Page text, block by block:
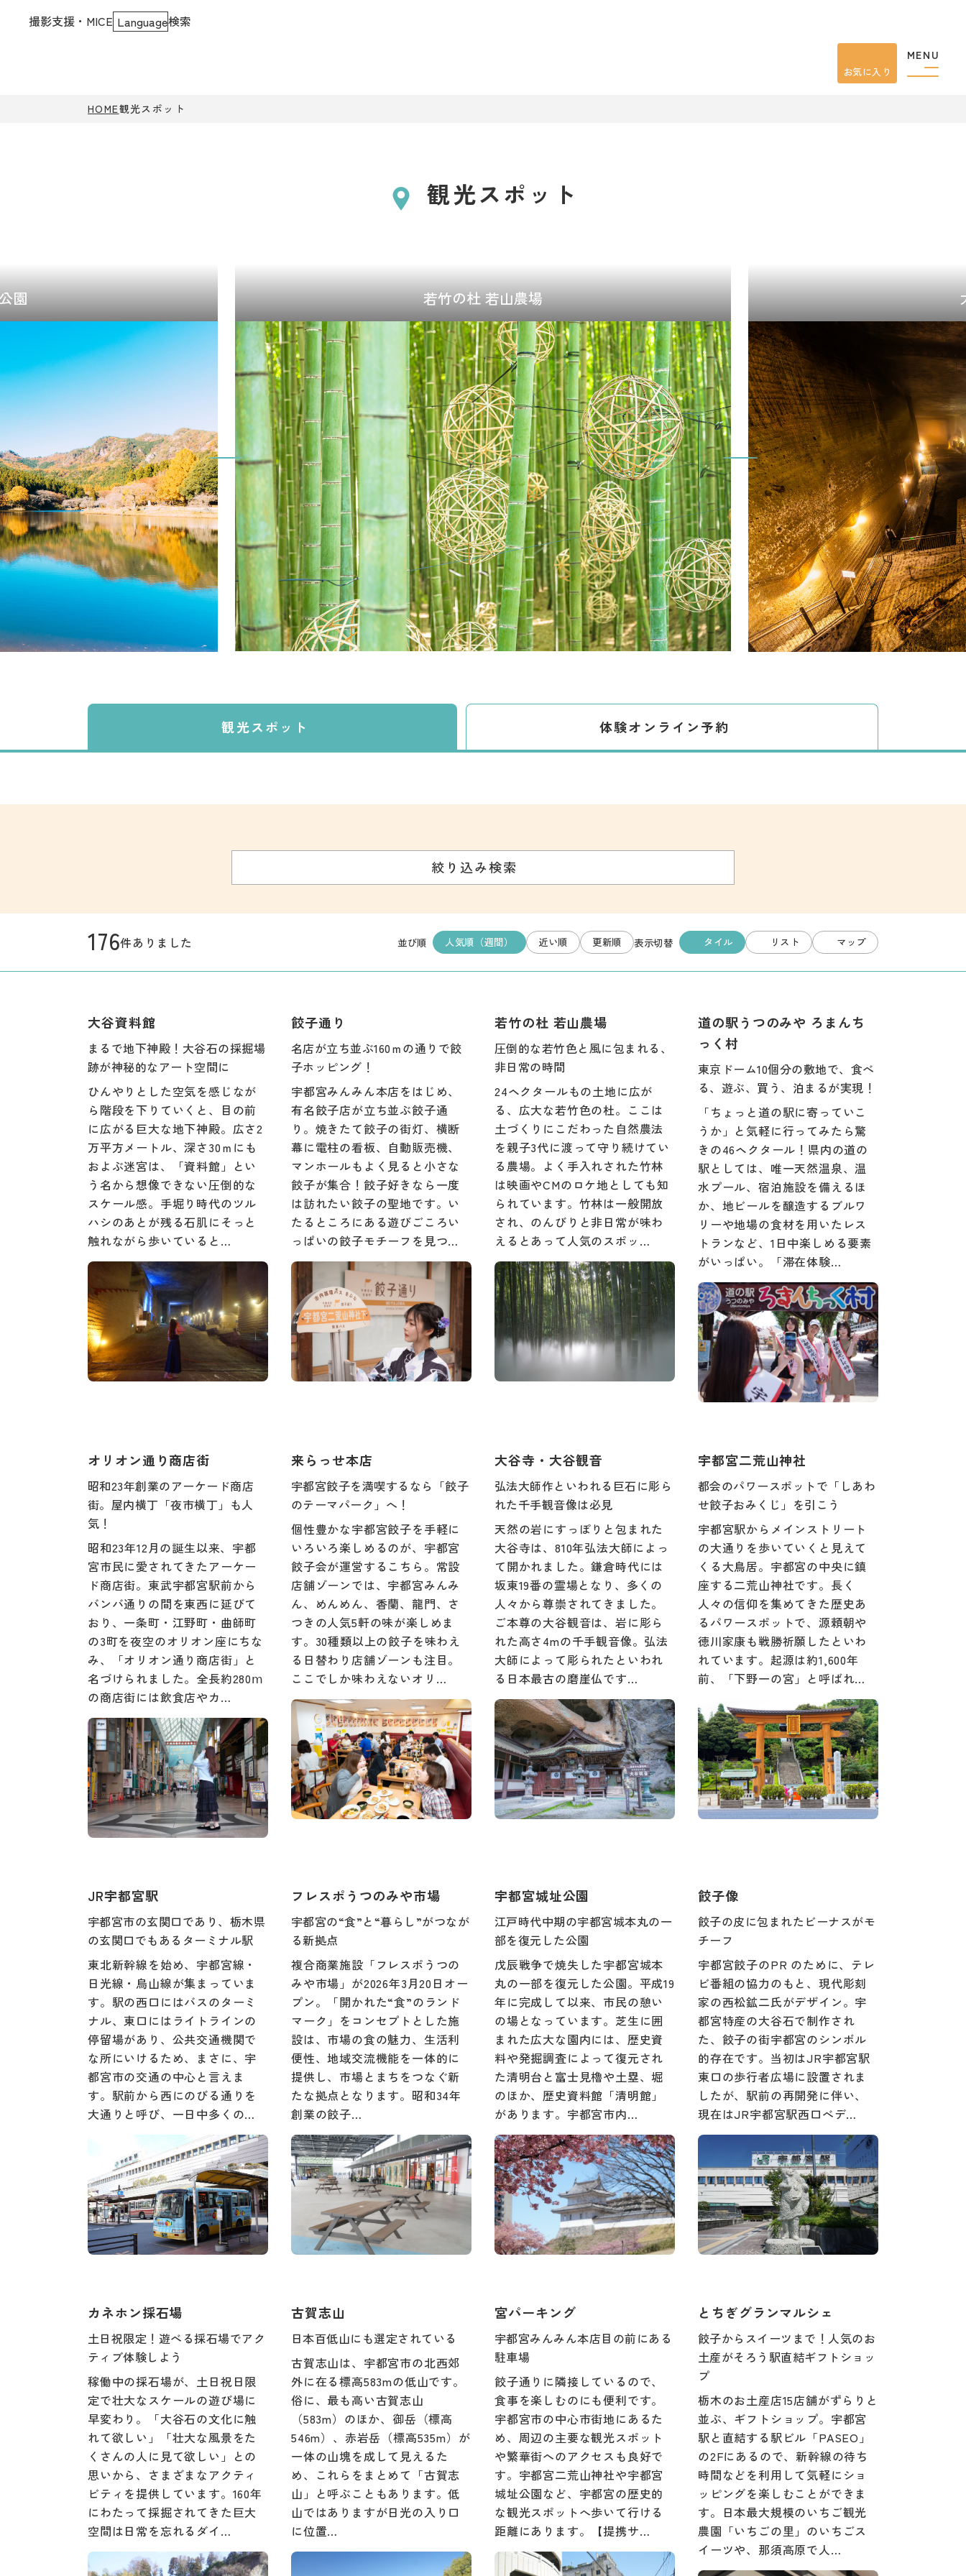
MENU
撮影支援・MICE Language検索
お気に入り
HOME観光スポット
観光スポット
園 若竹の杜 若山農場
観光スポット 体験オンライン予約
絞り込み検索
176件ありました 並び順 人気順（週間） 近い順 更新順 表示切替 タイル リスト マップ
大谷資料館
まるで地下神殿！大谷石の採掘場
跡が神秘的なアート空間に
ひんやりとした空気を感じなが
ら階段を下りていくと、目の前
に広がる巨大な地下神殿。広さ2
万平方メートル、深さ30ｍにも
およぶ迷宮は、「資料館」とい
う名から想像できない圧倒的な
スケール感。手堀り時代のツル
ハシのあとが残る石肌にそっと
触れながら歩いていると…
餃子通り
名店が立ち並ぶ160ｍの通りで餃
子ホッピング！
宇都宮みんみん本店をはじめ、
有名餃子店が立ち並ぶ餃子通
り。焼きたて餃子の街灯、横断
幕に電柱の看板、自動販売機、
マンホールもよく見ると小さな
餃子が集合！餃子好きなら一度
は訪れたい餃子の聖地です。い
たるところにある遊びごころい
っぱいの餃子モチーフを見つ…
若竹の杜 若山農場
圧倒的な若竹色と風に包まれる、
非日常の時間
24ヘクタールもの土地に広が
る、広大な若竹色の杜。ここは
土づくりにこだわった自然農法
を親子3代に渡って守り続けてい
る農場。よく手入れされた竹林
は映画やCMのロケ地としても知
られています。竹林は一般開放
され、のんびりと非日常が味わ
えるとあって人気のスポッ…
道の駅うつのみや ろまんち
っく村
東京ドーム10個分の敷地で、食べ
る、遊ぶ、買う、泊まるが実現！
「ちょっと道の駅に寄っていこ
うか」と気軽に行ってみたら驚
きの46ヘクタール！県内の道の
駅としては、唯一天然温泉、温
水プール、宿泊施設を備えるほ
か、地ビールを醸造するブルワ
リーや地場の食材を用いたレス
トランなど、1日中楽しめる要素
がいっぱい。「滞在体験…
オリオン通り商店街
昭和23年創業のアーケード商店
街。屋内横丁「夜市横丁」も人
気！
昭和23年12月の誕生以来、宇都
宮市民に愛されてきたアーケー
ド商店街。東武宇都宮駅前から
バンバ通りの間を東西に延びて
おり、一条町・江野町・曲師町
の3町を夜空のオリオン座にちな
み、「オリオン通り商店街」と
名づけられました。全長約280ⅿ
の商店街には飲食店やカ…
来らっせ本店
宇都宮餃子を満喫するなら「餃子
のテーマパーク」へ！
個性豊かな宇都宮餃子を手軽に
いろいろ楽しめるのが、宇都宮
餃子会が運営するこちら。常設
店舗ゾーンでは、宇都宮みんみ
ん、めんめん、香蘭、龍門、さ
つきの人気5軒の味が楽しめま
す。30種類以上の餃子を味わえ
る日替わり店舗ゾーンも注目。
ここでしか味わえないオリ…
大谷寺・大谷観音
弘法大師作といわれる巨石に彫ら
れた千手観音像は必見
天然の岩にすっぽりと包まれた
大谷寺は、810年弘法大師によっ
て開かれました。鎌倉時代には
坂東19番の霊場となり、多くの
人々から尊崇されてきました。
ご本尊の大谷観音は、岩に彫ら
れた高さ4mの千手観音像。弘法
大師によって彫られたといわれ
る日本最古の磨崖仏です…
宇都宮二荒山神社
都会のパワースポットで「しあわ
せ餃子おみくじ」を引こう
宇都宮駅からメインストリート
の大通りを歩いていくと見えて
くる大鳥居。宇都宮の中央に鎮
座する二荒山神社です。長く
人々の信仰を集めてきた歴史あ
るパワースポットで、源頼朝や
徳川家康も戦勝祈願したといわ
れています。起源は約1,600年
前、「下野一の宮」と呼ばれ…
JR宇都宮駅
宇都宮市の玄関口であり、栃木県
の玄関口でもあるターミナル駅
東北新幹線を始め、宇都宮線・
日光線・烏山線が集まっていま
す。駅の西口にはバスのターミ
ナル、東口にはライトラインの
停留場があり、公共交通機関で
な所にいけるため、まさに、宇
都宮市の交通の中心と言えま
す。駅前から西にのびる通りを
大通りと呼び、一日中多くの…
フレスポうつのみや市場
宇都宮の“食”と“暮らし”がつなが
る新拠点
複合商業施設「フレスポうつの
みや市場」が2026年3月20日オー
プン。「開かれた“食”のランド
マーク」をコンセプトとした施
設は、市場の食の魅力、生活利
便性、地域交流機能を一体的に
提供し、市場とまちをつなぐ新
たな拠点となります。昭和34年
創業の餃子…
宇都宮城址公園
江戸時代中期の宇都宮城本丸の一
部を復元した公園
戊辰戦争で焼失した宇都宮城本
丸の一部を復元した公園。平成19
年に完成して以来、市民の憩い
の場となっています。芝生に囲
まれた広大な園内には、歴史資
料や発掘調査によって復元され
た清明台と富士見櫓や土塁、堀
のほか、歴史資料館「清明館」
があります。宇都宮市内…
餃子像
餃子の皮に包まれたビーナスがモ
チーフ
宇都宮餃子のPR のために、テレ
ビ番組の協力のもと、現代彫刻
家の西松鉱二氏がデザイン。宇
都宮特産の大谷石で制作され
た、餃子の街宇都宮のシンボル
的存在です。当初はJR宇都宮駅
東口の歩行者広場に設置されま
したが、駅前の再開発に伴い、
現在はJR宇都宮駅西口べデ…
カネホン採石場
土日祝限定！遊べる採石場でアク
ティブ体験しよう
稼働中の採石場が、土日祝日限
定で壮大なスケールの遊び場に
早変わり。「大谷石の文化に触
れて欲しい」「壮大な風景をた
くさんの人に見て欲しい」との
思いから、さまざまなアクティ
ビティを提供しています。160年
にわたって採掘されてきた巨大
空間は日常を忘れるダイ…
古賀志山
日本百低山にも選定されている
古賀志山は、宇都宮市の北西郊
外に在る標高583mの低山です。
俗に、最も高い古賀志山
（583m）のほか、御岳（標高
546m）、赤岩岳（標高535m）が
一体の山塊を成して見えるた
め、これらをまとめて「古賀志
山」と呼ぶこともあります。低
山ではありますが日光の入り口
に位置…
宮パーキング
宇都宮みんみん本店目の前にある
駐車場
餃子通りに隣接しているので、
食事を楽しむのにも便利です。
宇都宮市の中心市街地にあるた
め、周辺の主要な観光スポット
や繁華街へのアクセスも良好で
す。宇都宮二荒山神社や宇都宮
城址公園など、宇都宮の歴史的
な観光スポットへ歩いて行ける
距離にあります。【提携サ…
とちぎグランマルシェ
餃子からスイーツまで！人気のお
土産がそろう駅直結ギフトショッ
プ
栃木のお土産店15店舗がずらりと
並ぶ、ギフトショップ。宇都宮
駅と直結する駅ビル「PASEO」
の2Fにあるので、新幹線の待ち
時間などを利用して気軽にショ
ッピングを楽しむことができま
す。日本最大規模のいちご観光
農園「いちごの里」のいちごス
イーツや、那須高原で人…